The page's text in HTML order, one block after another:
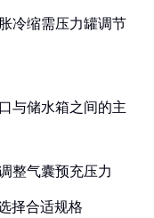
冷缩需压力罐调节
与储水箱之间的主
整气囊预充压力
择合适规格